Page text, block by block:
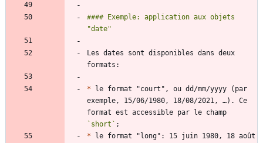
#### Exemple: application aux objets
Les dates sont disponibles dans deux
* le format "court", ou dd/mm/yyyy (par
exemple, 15/06/1980, 18/08/2021, …). Ce
`short`
* le format "long": 15 juin 1980, 18 août